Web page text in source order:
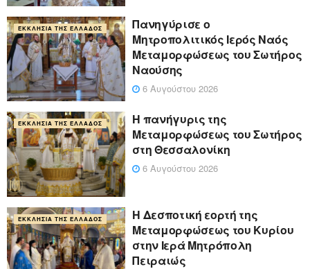
ΕΚΚΛΗΣΊΑ ΤΗΣ ΕΛΛΆΔΟΣ
Πανηγύρισε ο
Μητροπολιτικός Ιερός Ναός
Μεταμορφώσεως του Σωτήρος
Ναούσης
6 Αυγούστου 2026
ΕΚΚΛΗΣΊΑ ΤΗΣ ΕΛΛΆΔΟΣ
Η πανήγυρις της
Μεταμορφώσεως του Σωτήρος
στη Θεσσαλονίκη
6 Αυγούστου 2026
ΕΚΚΛΗΣΊΑ ΤΗΣ ΕΛΛΆΔΟΣ
Η Δεσποτική εορτή της
Μεταμορφώσεως του Κυρίου
στην Ιερά Μητρόπολη
Πειραιώς